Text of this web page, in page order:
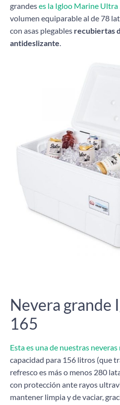
grandeses la Igloo Marine Ultra
volumen equiparable al de 78
con asas plegables recubiertas
antideslizante
Nevera grande
165
Esta es una de nuestras neveras
capacidad para 156 litros (que
refresco es más o menos 280
con protección ante rayos
mantener limpia y de vaciar,